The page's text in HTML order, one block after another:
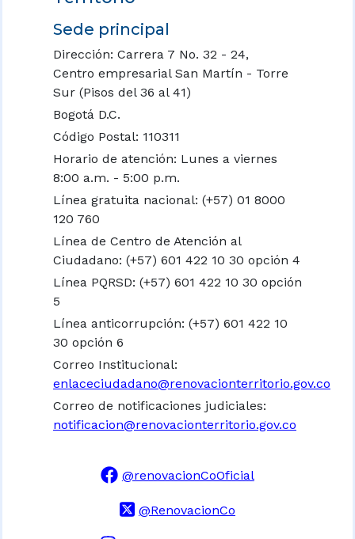
Sede principal
Dirección: Carrera 7 No. 32 - 24,
Centro empresarial San Martín - Torre
Sur (Pisos del 36 al 41)
Bogotá D.C.
Código Postal: 110311
Horario de atención: Lunes a viernes
8:00 a.m. - 5:00 p.m.
Línea gratuita nacional: (+57) 01 8000
120 760
Línea de Centro de Atención al
Ciudadano: (+57) 601 422 10 30 opción 4
Línea PQRSD: (+57) 601 422 10 30 opción
5
Línea anticorrupción: (+57) 601 422 10
30 opción 6
Correo Institucional:
enlaceciudadano@renovacionterritorio.gov.co
Correo de notificaciones judiciales:
notificacion@renovacionterritorio.gov.co
@renovacionCoOficial
@RenovacionCo